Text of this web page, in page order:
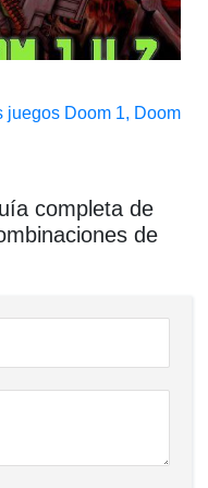
juegos Doom 1, Doom
completa de
de